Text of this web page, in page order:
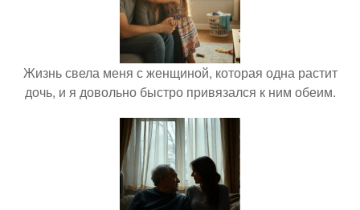
Жизнь свела меня с женщиной, которая одна растит
дочь, и я довольно быстро привязался к ним обеим.